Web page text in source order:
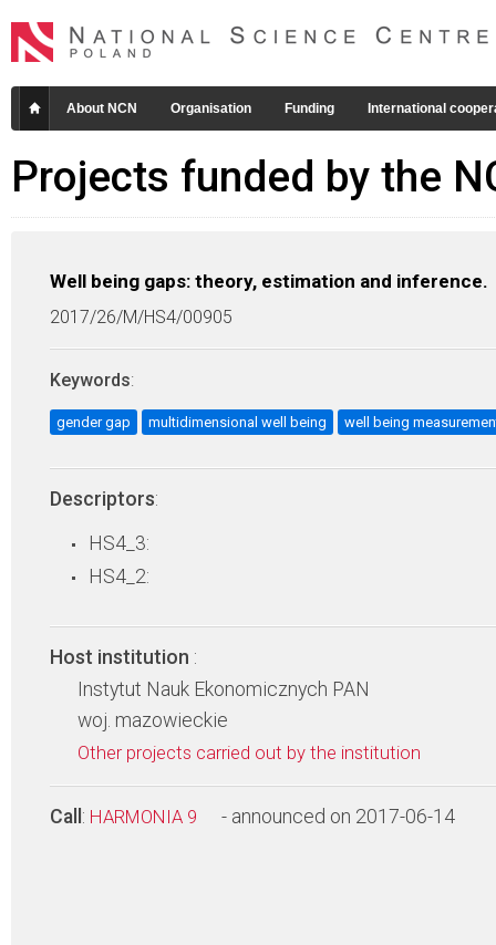
About NCN Organisation Funding International
Projects funded by the
Well being gaps: theory, estimation and inference.
2017/26/M/HS4/00905
Keywords:
gender gap multidimensional well being well being
Descriptors:
HS4_3:
HS4_2:
Host institution :
Instytut Nauk Ekonomicznych PAN
woj. mazowieckie
Other projects carried out by the institution
Call : HARMONIA 9 - announced on 2017-06-14